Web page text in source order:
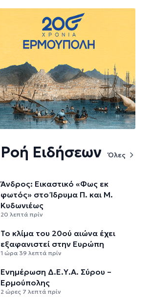
Ροή Ειδήσεων Όλες
Άνδρος: Εικαστικό «Φως εκ
φωτός» στο Ίδρυμα Π. και Μ.
Κυδωνιέως
20 λεπτά πρίν
Το κλίμα του 20ού αιώνα έχει
εξαφανιστεί στην Ευρώπη
1 ώρα 39 λεπτά πρίν
Ενημέρωση Δ.Ε.Υ.Α. Σύρου –
Ερμούπολης
2 ώρες 7 λεπτά πρίν